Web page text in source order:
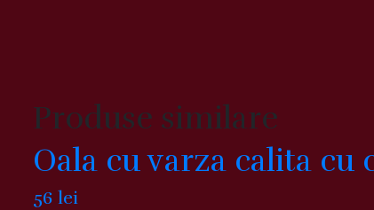
Produse similare
Oala cu varza calita cu
56 lei